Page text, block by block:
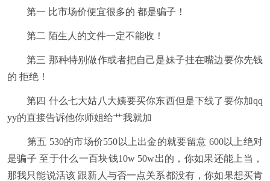
第一 比市场价便宜很多的 都是骗子！
第二 陌生人的文件一定不能收！
第三 那种特别做作或者把自己是妹子挂在嘴边要你先钱
的 拒绝！
第四 什么七大姑八大姨要买你东西但是下线了要你加qq
yy的直接告诉他你师姐给艹我就加
第五 530的市场价550以上出金的就要留意 600以上绝对
是骗子 至于什么一百块钱10w 50w出的，你如果还能上当，
那我只能说活该 跟新人与否一点关系都没有，你如果想买肯